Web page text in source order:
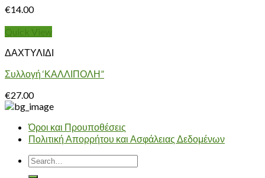
€14.00
Quick View
ΔΑΧΤΥΛΙΔΙ
Συλλογή ‘ΚΑΛΛΙΠΟΛΗ”
€27.00
Όροι και Προυποθέσεις
Πολιτική Απορρήτου και Ασφάλειας Δεδομένων
Search
for: